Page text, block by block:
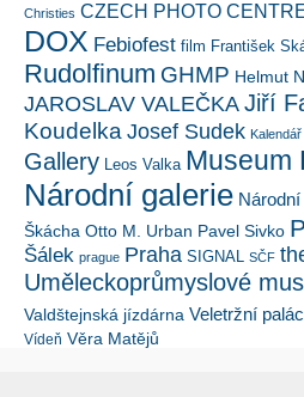
Christies CZECH PHOTO
DOX Febiofest film František
Rudolfinum GHMP Helmut
JAROSLAV VALEČKA Jiří
Koudelka Josef Sudek
Gallery Leos Valka Museum
Národní galerie
Škácha Otto M. Urban Pavel Sivko
Šálek prague Praha SIGNAL SČF
Uměleckoprůmyslové
Valdštejnská jízdárna Veletržní palác
Vídeň Věra Matějů